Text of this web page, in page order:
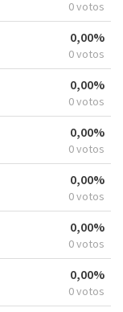
0 votos
0,00%
0 votos
0,00%
0 votos
0,00%
0 votos
0,00%
0 votos
0,00%
0 votos
0,00%
0 votos